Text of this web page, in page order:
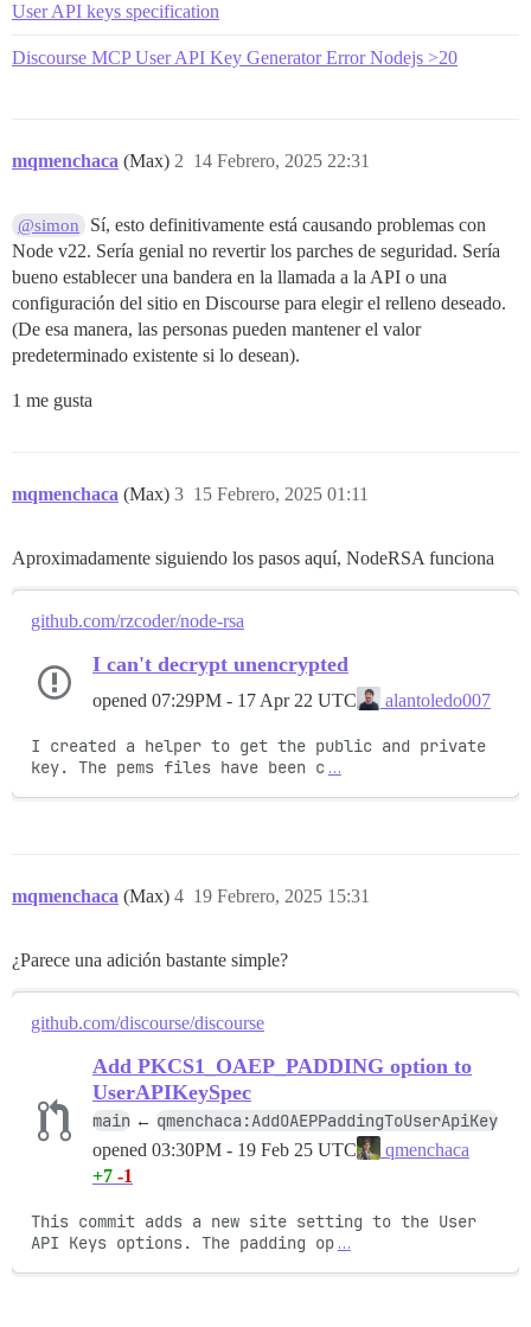
User API keys specification
Discourse MCP User API Key Generator Error Nodejs >20
mqmenchaca (Max) 14 Febrero, 2025 22:31
2
@simon
Sí, esto definitivamente está causando problemas con
Node v22. Sería genial no revertir los parches de seguridad. Sería
bueno establecer una bandera en la llamada a la API o una
configuración del sitio en Discourse para elegir el relleno deseado.
(De esa manera, las personas pueden mantener el valor
predeterminado existente si lo desean).
1 me gusta
mqmenchaca (Max) 15 Febrero, 2025 01:11
3
Aproximadamente siguiendo los pasos aquí, NodeRSA funciona
github.com/rzcoder/node-rsa
I can't decrypt unencrypted
opened 07:29PM - 17 Apr 22 UTC alantoledo007
I created a helper to get the public and private
key. The pems files have been c …
mqmenchaca (Max) 19 Febrero, 2025 15:31
4
¿Parece una adición bastante simple?
github.com/discourse/discourse
Add PKCS1_OAEP_PADDING option to
UserAPIKeySpec
main ← qmenchaca:AddOAEPPaddingToUserApiKey
opened 03:30PM - 19 Feb 25 UTC
qmenchaca
+7 -1
This commit adds a new site setting to the User
API Keys options. The padding op …